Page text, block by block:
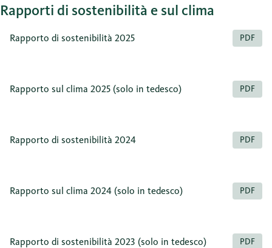
Rapporti di sostenibilità e sul clima
Rapporto di sostenibilità 2025 PDF
Rapporto sul clima 2025 (solo in tedesco) PDF
Rapporto di sostenibilità 2024 PDF
Rapporto sul clima 2024 (solo in tedesco) PDF
Rapporto di sostenibilità 2023 (solo in tedesco) PDF